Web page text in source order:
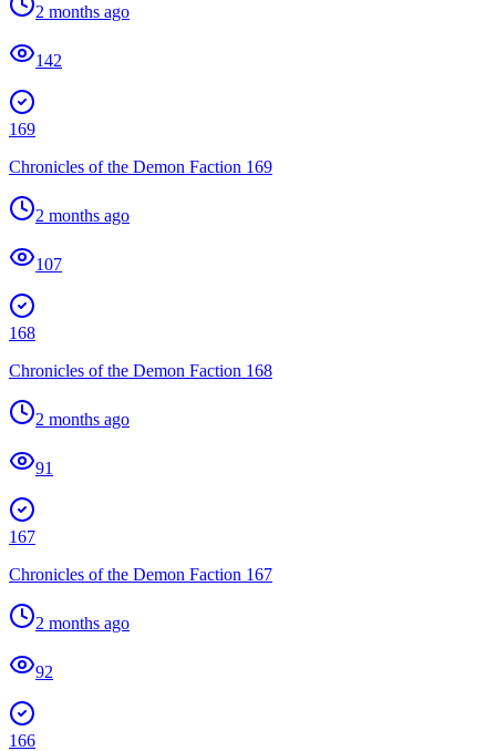
2 months ago
142
169
Chronicles of the Demon Faction 169
2 months ago
107
168
Chronicles of the Demon Faction 168
2 months ago
91
167
Chronicles of the Demon Faction 167
2 months ago
92
166